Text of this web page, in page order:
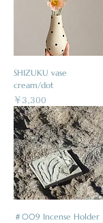
SHIZUKU vase
cream/dot
価格
￥3,300
＃009 Incense Holder